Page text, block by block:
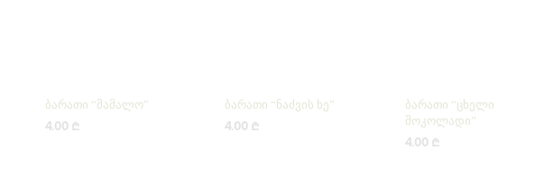
ბარათი “მამალო”
4.00 ₾
ბარათი “ნაძვის ხე”
4.00 ₾
ბარათი “ცხელი
შოკოლადი”
4.00 ₾